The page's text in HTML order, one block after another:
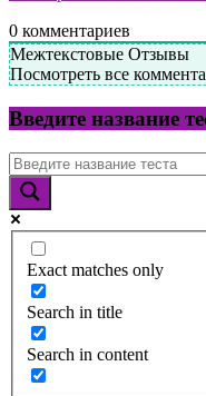
0 комментариев
Межтекстовые Отзывы
Посмотреть все
Введите название
Exact matches only
Search in title
Search in content